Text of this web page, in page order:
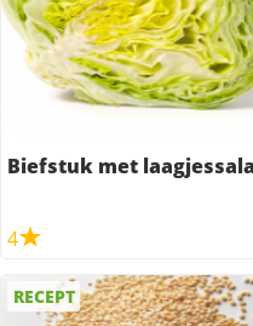
Biefstuk met
4
RECEPT